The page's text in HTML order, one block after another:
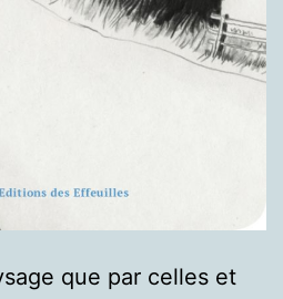
que par celles et